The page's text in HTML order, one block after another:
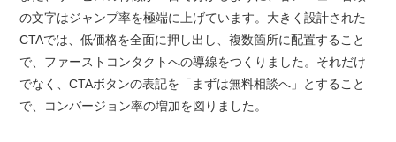
の文字はジャンプ率を極端に上げています。大きく設計された
CTAでは、低価格を全面に押し出し、複数箇所に配置すること
で、ファーストコンタクトへの導線をつくりました。それだけ
でなく、CTAボタンの表記を「まずは無料相談へ」とすること
で、コンバージョン率の増加を図りました。